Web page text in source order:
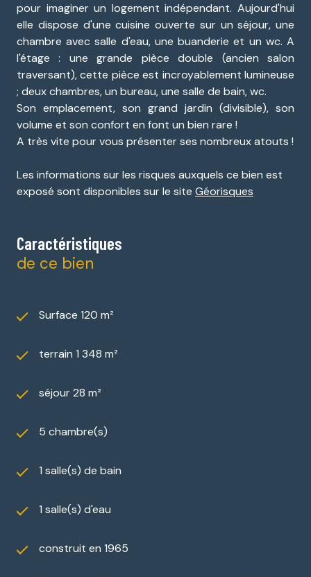
pour imaginer un logement indépendant. Aujourd'hui
elle dispose d'une cuisine ouverte sur un séjour, une
chambre avec salle d'eau, une buanderie et un wc. A
l'étage : une grande pièce double (ancien salon
traversant), cette pièce est incroyablement lumineuse
; deux chambres, un bureau, une salle de bain, wc.
Son emplacement, son grand jardin (divisible), son
volume et son confort en font un bien rare !
A très vite pour vous présenter ses nombreux atouts !
Les informations sur les risques auxquels ce bien est
exposé sont disponibles sur le site Géorisques
Caractéristiques
de ce bien
Surface 120 m²
terrain 1 348 m²
séjour 28 m²
5 chambre(s)
1 salle(s) de bain
1 salle(s) d'eau
construit en 1965